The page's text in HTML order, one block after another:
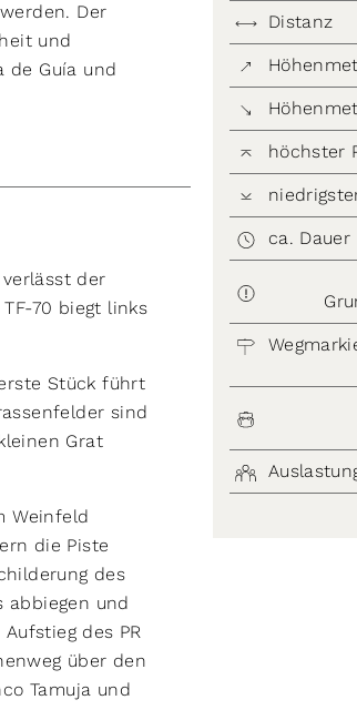
Der
und
de Guía und
der
70 biegt links
Stück führt
sind
Grat
Weinfeld
die Piste
des
abbiegen und
des PR
über den
Tamuja und
Distanz
höchster
ca. Dauer